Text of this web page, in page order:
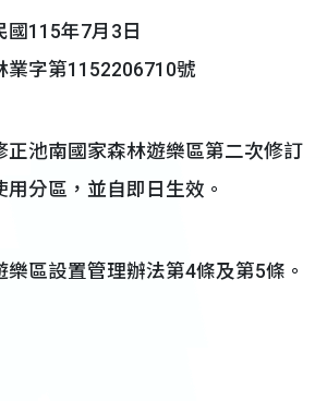
115年7月3日
業字第1152206710號
南國家森林遊樂區第二次修訂
分區，並自即日生效。
設置管理辦法第4條及第5條。